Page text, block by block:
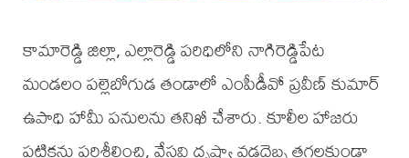
కామారెడ్డి జిల్లా, ఎల్లారెడ్డి పరిధిలోని నాగిరెడ్డిపేట
మండలం పల్లెబోగుడ తండాలో ఎంపీడీవో ప్రవీణ్ కుమార్
ఉపాధి హామీ పనులను తనిఖీ చేశారు. కూలీల హాజరు
పట్టికను పరిశీలించి, వేసవి దృష్ట్యా వడదెబ్బ తగలకుండా